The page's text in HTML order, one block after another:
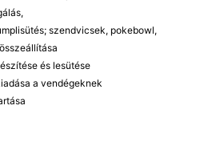
szendvicsek, pokebowl,
és lesütése
a vendégeknek